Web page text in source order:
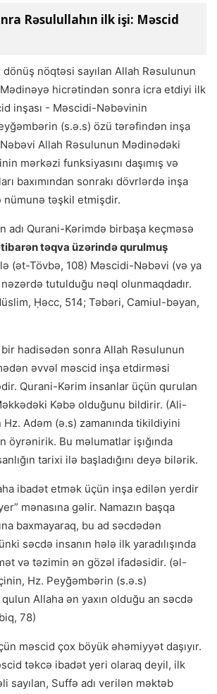
Rəsulullahın ilk işi: Məscid
nöqtəsi sayılan Allah Rəsulunun
hicrətindən sonra icra etdiyi ilk
inşası - Məscidi-Nəbəvinin
(s.ə.s) özü tərəfindən inşa
Allah Rəsulunun Mədinədəki
mərkəzi funksiyasını daşımış və
baxımından sonrakı dövrlərdə inşa
təşkil etmişdir.
adı Qurani-Kərimdə birbaşa keçməsə
təqva üzərində qurulmuş
(ət-Tövbə, 108) Məscidi-Nəbəvi (və ya
tutulduğu nəql olunmaqdadır.
Ḥəcc, 514; Təbəri, Camiul-bəyan,
hadisədən sonra Allah Rəsulunun
əvvəl məscid inşa etdirməsi
Qurani-Kərim insanlar üçün qurulan
Kəbə olduğunu bildirir. (Ali-
Hz. Adəm (ə.s) zamanında tikildiyini
öyrənirik. Bu məlumatlar işığında
tarixi ilə başladığını deyə bilərik.
ibadət etmək üçün inşa edilən yerdir
mənasına gəlir. Namazın başqa
baxmayaraq, bu ad səcdədən
səcdə insanın hələ ilk yaradılışında
və təzimin ən gözəl ifadəsidir. (əl-
Hz. Peyğəmbərin (s.ə.s)
Allaha ən yaxın olduğu an səcdə
78)
məscid çox böyük əhəmiyyət daşıyır.
təkcə ibadət yeri olaraq deyil, ilk
sayılan, Suffə adı verilən məktəb